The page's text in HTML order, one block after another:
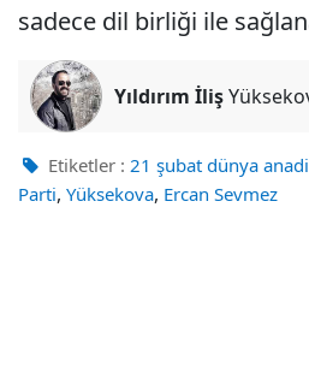
sadece dil birliği ile
Yıldırım İliş
Etiketler : 21 şubat dünya
Parti, Yüksekova, Ercan Sevmez